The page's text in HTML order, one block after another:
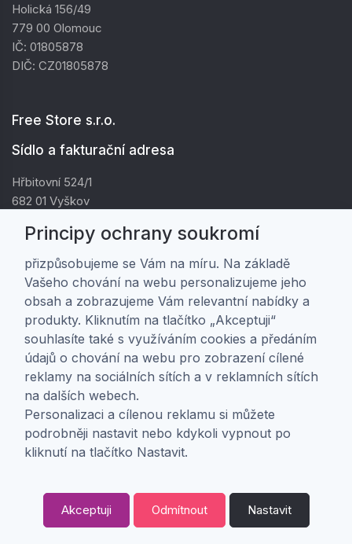
Holická 156/49
779 00 Olomouc
IČ: 01805878
DIČ: CZ01805878
Free Store s.r.o.
Sídlo a fakturační adresa
Hřbitovní 524/1
682 01 Vyškov
DIČ: CZ01805878
Zákaznická péče
Doprava a platba
Obchodní podmínky
Ochrana osobních údajů
Nastavení soukromí
O nás
0
Principy ochrany soukromí
přizpůsobujeme se Vám na míru. Na základě
Vašeho chování na webu personalizujeme jeho
obsah a zobrazujeme Vám relevantní nabídky a
produkty. Kliknutím na tlačítko „Akceptuji“
souhlasíte také s využíváním cookies a předáním
údajů o chování na webu pro zobrazení cílené
reklamy na sociálních sítích a v reklamních sítích
na dalších webech.
Personalizaci a cílenou reklamu si můžete
podrobněji nastavit nebo kdykoli vypnout po
kliknutí na tlačítko Nastavit.
Akceptuji Odmítnout Nastavit